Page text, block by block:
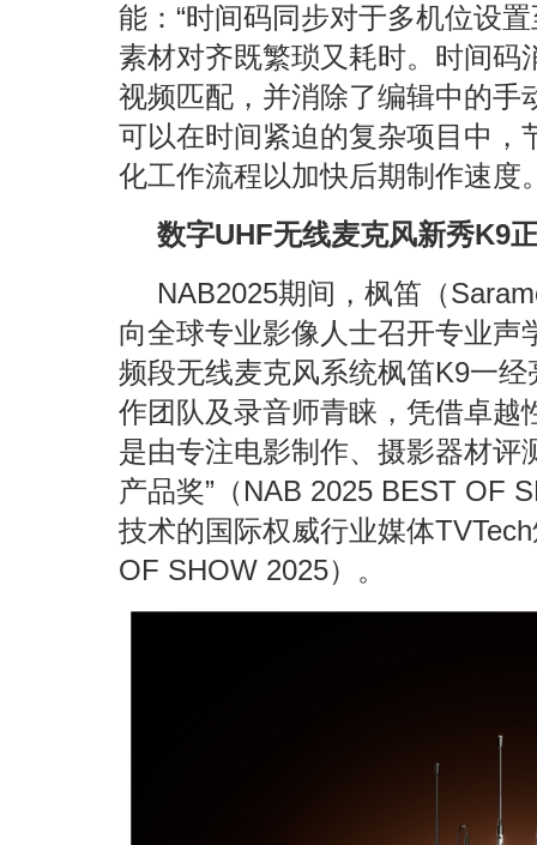
能：“时间码同步对于多机位设
素材对齐既繁琐又耗时。时间码
视频匹配，并消除了编辑中的手
可以在时间紧迫的复杂项目中，
化工作流程以加快后期制作速度
数字UHF无线麦克风新秀K9
NAB2025期间，枫笛（
向全球专业影像人士召开专业声
频段无线麦克风系统枫笛K9一
作团队及录音师青睐，凭借卓越
是由专注电影制作、摄影器材评
产品奖”（NAB 2025 BEST OF
技术的国际权威行业媒体
OF SHOW 2025）。